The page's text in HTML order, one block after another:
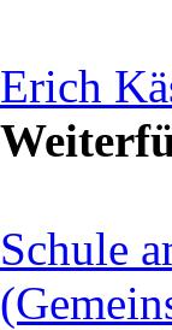
Erich
Schule